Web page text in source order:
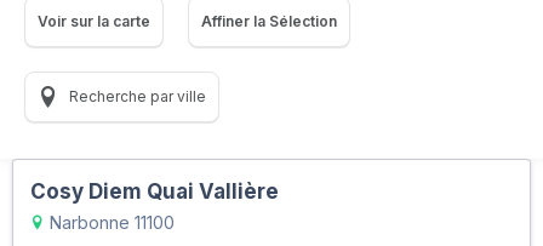
Voir sur la carte Affiner la Sélection
Recherche par ville
Cosy Diem Quai Vallière
Narbonne 11100